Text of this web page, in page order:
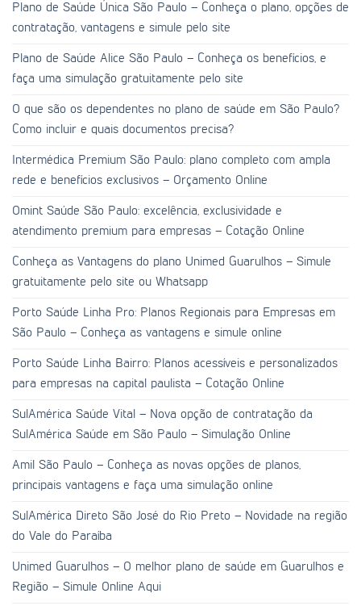
Plano de Saúde Única São Paulo – Conheça o plano, opções de
contratação, vantagens e simule pelo site
Plano de Saúde Alice São Paulo – Conheça os benefícios, e
faça uma simulação gratuitamente pelo site
O que são os dependentes no plano de saúde em São Paulo?
Como incluir e quais documentos precisa?
Intermédica Premium São Paulo: plano completo com ampla
rede e benefícios exclusivos – Orçamento Online
Omint Saúde São Paulo: excelência, exclusividade e
atendimento premium para empresas – Cotação Online
Conheça as Vantagens do plano Unimed Guarulhos – Simule
gratuitamente pelo site ou Whatsapp
Porto Saúde Linha Pro: Planos Regionais para Empresas em
São Paulo – Conheça as vantagens e simule online
Porto Saúde Linha Bairro: Planos acessíveis e personalizados
para empresas na capital paulista – Cotação Online
SulAmérica Saúde Vital – Nova opção de contratação da
SulAmérica Saúde em São Paulo – Simulação Online
Amil São Paulo – Conheça as novas opções de planos,
principais vantagens e faça uma simulação online
SulAmérica Direto São José do Rio Preto – Novidade na região
do Vale do Paraíba
Unimed Guarulhos – O melhor plano de saúde em Guarulhos e
Região – Simule Online Aqui